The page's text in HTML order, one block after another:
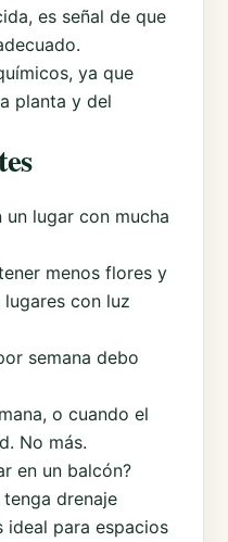
es señal de que
ya que
planta y del
un lugar con mucha
menos flores y
con luz
semana debo
o cuando el
No más.
en un balcón?
drenaje
ideal para espacios